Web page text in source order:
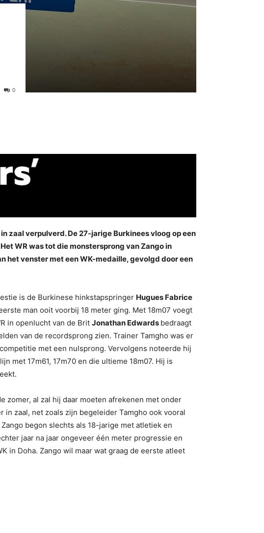
0
zaal verpulverd. De 27-jarige Burkinees vloog op een
WR was tot die monstersprong van Zango in
het venster met een WK-medaille, gevolgd door een
is de Burkinese hinkstapspringer Hugues Fabrice
man ooit voorbij 18 meter ging. Met 18m07 voegt
in openlucht van de Brit Jonathan Edwards bedraagt
van de recordsprong zien. Trainer Tamgho was er
met een nulsprong. Vervolgens noteerde hij
met 17m61, 17m70 en die ultieme 18m07. Hij is
zomer, al zal hij daar moeten afrekenen met onder
in zaal, net zoals zijn begeleider Tamgho ook vooral
begon slechts als 18-jarige met atletiek en
jaar na jaar ongeveer één meter progressie en
in Doha. Zango wil maar wat graag de eerste atleet